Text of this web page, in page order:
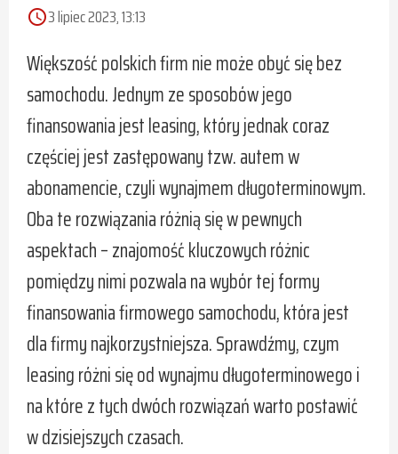
access_time3 lipiec 2023, 13:13
Większość polskich firm nie może obyć się bez
samochodu. Jednym ze sposobów jego
finansowania jest leasing, który jednak coraz
częściej jest zastępowany tzw. autem w
abonamencie, czyli wynajmem długoterminowym.
Oba te rozwiązania różnią się w pewnych
aspektach – znajomość kluczowych różnic
pomiędzy nimi pozwala na wybór tej formy
finansowania firmowego samochodu, która jest
dla firmy najkorzystniejsza. Sprawdźmy, czym
leasing różni się od wynajmu długoterminowego i
na które z tych dwóch rozwiązań warto postawić
w dzisiejszych czasach.